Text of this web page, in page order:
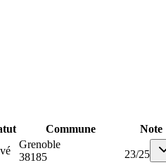
Commune
Note
Grenoble
38185
23/25